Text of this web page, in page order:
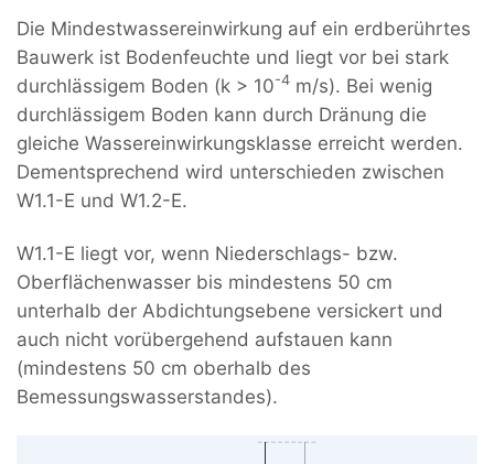
Die Mindestwassereinwirkung auf ein erdberührtes
Bauwerk ist Bodenfeuchte und liegt vor bei stark
durchlässigem Boden (k > 10-4 m/s). Bei wenig
durchlässigem Boden kann durch Dränung die
gleiche Wassereinwirkungsklasse erreicht werden.
Dementsprechend wird unterschieden zwischen
W1.1-E und W1.2-E.
W1.1-E liegt vor, wenn Niederschlags- bzw.
Oberflächenwasser bis mindestens 50 cm
unterhalb der Abdichtungsebene versickert und
auch nicht vorübergehend aufstauen kann
(mindestens 50 cm oberhalb des
Bemessungswasserstandes).